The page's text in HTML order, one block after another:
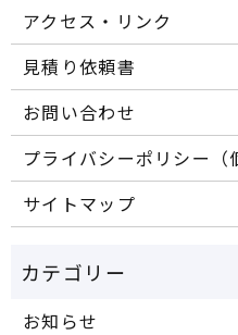
アクセス・リンク
見積り依頼書
お問い合わせ
プライバシーポリシー（
サイトマップ
お知らせ